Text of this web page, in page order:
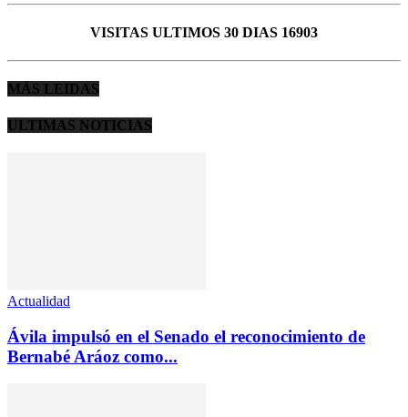
VISITAS ULTIMOS 30 DIAS 16903
MÁS LEIDAS
ULTIMAS NOTICIAS
Actualidad
Ávila impulsó en el Senado el reconocimiento de
Bernabé Aráoz como...